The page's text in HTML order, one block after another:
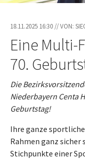
18.11.2025 16:30 // VON:
Eine
70.
Die
Niederbayern Centa
Geburtstag!
Ihre ganze
Rahmen ganz sicher
Stichpunkte einer